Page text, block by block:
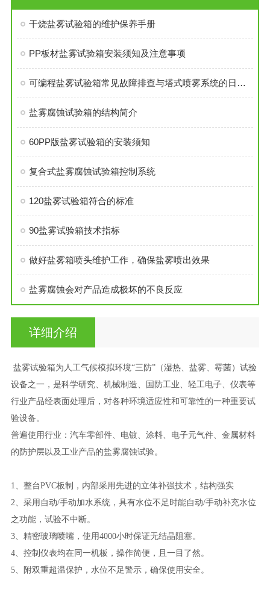
干烧盐雾试验箱的维护保养手册
PP板材盐雾试验箱安装须知及注意事项
可编程盐雾试验箱常见故障排查与塔式喷雾系统的日常维护技巧
盐雾腐蚀试验箱的结构简介
60PP版盐雾试验箱的安装须知
复合式盐雾腐蚀试验箱控制系统
120盐雾试验箱符合的标准
90盐雾试验箱技术指标
做好盐雾箱喷头维护工作，确保盐雾喷出效果
盐雾腐蚀会对产品造成极坏的不良反应
详细介绍
盐雾试验箱为人工气候模拟环境“三防”（湿热、盐雾、霉菌）试验
设备之一，是科学研究、机械制造、国防工业、轻工电子、仪表等
行业产品经表面处理后，对各种环境适应性和可靠性的一种重要试
验设备。
普遍使用行业：汽车零部件、电镀、涂料、电子元气件、金属材料
的防护层以及工业产品的盐雾腐蚀试验。
1、整台PVC板制，内部采用先进的立体补强技术，结构强实
2、采用自动/手动加水系统，具有水位不足时能自动/手动补充水位
之功能，试验不中断。
3、精密玻璃喷嘴，使用4000小时保证无结晶阻塞。
4、控制仪表均在同一机板，操作简便，且一目了然。
5、附双重超温保护，水位不足警示，确保使用安全。